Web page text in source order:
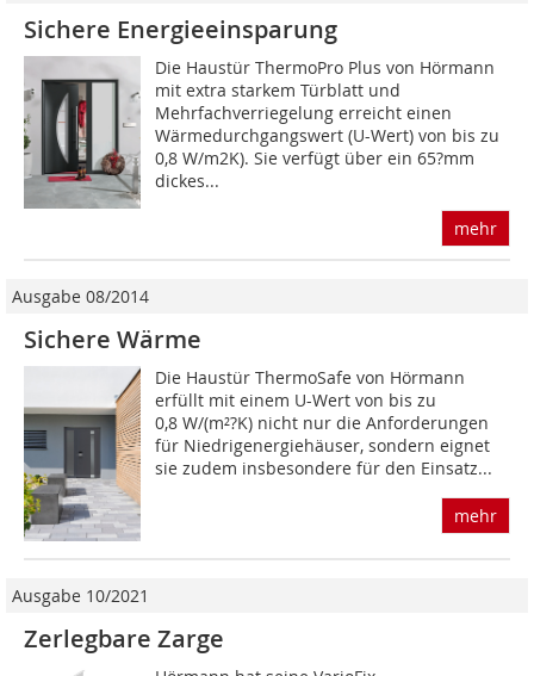
Sichere Energieeinsparung
Die Haustür ThermoPro Plus von Hörmann
mit extra starkem Türblatt und
Mehrfachverriegelung erreicht einen
Wärmedurchgangswert (U-Wert) von bis zu
0,8 W/m2K). Sie verfügt über ein 65?mm
dickes...
mehr
Ausgabe 08/2014
Sichere Wärme
Die Haustür ThermoSafe von Hörmann
erfüllt mit einem U-Wert von bis zu
0,8 W/(m²?K) nicht nur die Anforderungen
für Niedrigenergiehäuser, sondern eignet
sie zudem insbesondere für den Einsatz...
mehr
Ausgabe 10/2021
Zerlegbare Zarge